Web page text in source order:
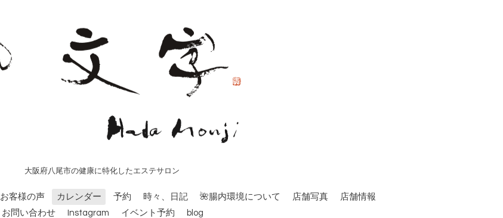
大阪府八尾市の健康に特化したエステサロン
お客様の声 カレンダー 予約 時々、日記 🌺腸内環境について 店舗写真
店舗情報
お問い合わせ
Instagram イベント予約 blog